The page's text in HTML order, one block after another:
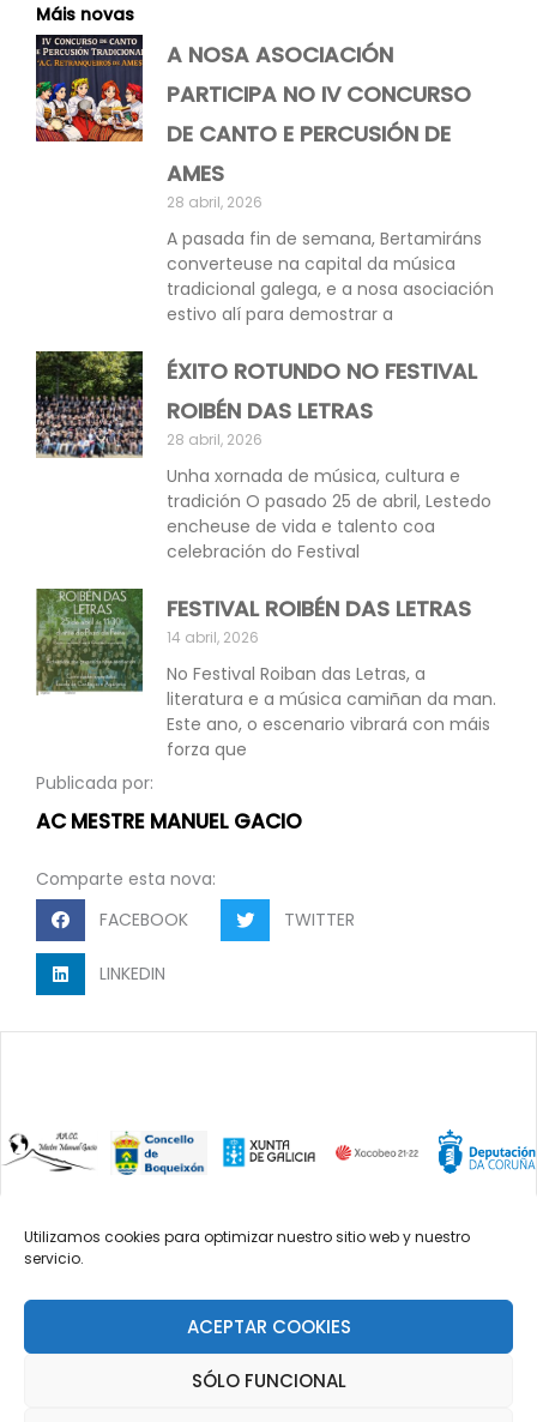
Utilizamos cookies para optimizar nuestro sitio web y nuestro
servicio.
ACEPTAR COOKIES
SÓLO FUNCIONAL
Publicada por:
AC MESTRE MANUEL GACIO
Comparte esta nova:
FACEBOOK
TWITTER
LINKEDIN
Máis novas
A NOSA ASOCIACIÓN
PARTICIPA NO IV CONCURSO
DE CANTO E PERCUSIÓN DE
AMES
28 abril, 2026
A pasada fin de semana, Bertamiráns
converteuse na capital da música
tradicional galega, e a nosa asociación
estivo alí para demostrar a
ÉXITO ROTUNDO NO FESTIVAL
ROIBÉN DAS LETRAS
28 abril, 2026
Unha xornada de música, cultura e
tradición O pasado 25 de abril, Lestedo
encheuse de vida e talento coa
celebración do Festival
FESTIVAL ROIBÉN DAS LETRAS
14 abril, 2026
No Festival Roiban das Letras, a
literatura e a música camiñan da man.
Este ano, o escenario vibrará con máis
forza que
2023 Asociación cultural mestre Manuel
Lestedo, Concello de Boqueixón.
Política de Cookies e condicións de uso